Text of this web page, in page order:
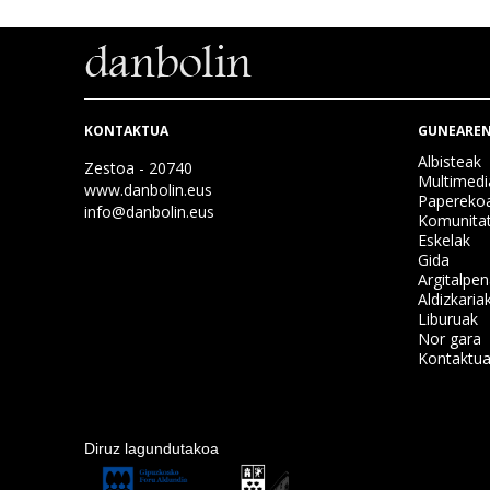
KONTAKTUA
Zestoa - 20740
www.danbolin.eus
info@danbolin.eus
Albisteak
Eskelak
Gida
Liburuak
Nor gara
Kontaktua
Diruz lagundutakoa